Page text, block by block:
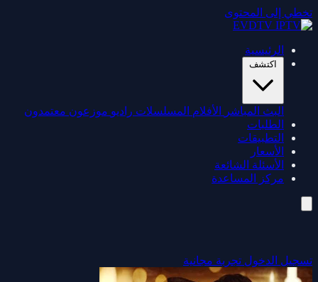
تخطي إلى المحتوى
الرئيسية
اكتشف
البث المباشر الأفلام المسلسلات راديو موزعون معتمدون
الطلبات
التطبيقات
الأسعار
الأسئلة الشائعة
مركز المساعدة
تسجيل الدخول تجربة مجانية